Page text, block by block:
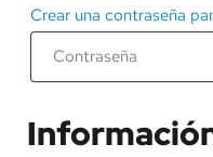
Crear una contraseña